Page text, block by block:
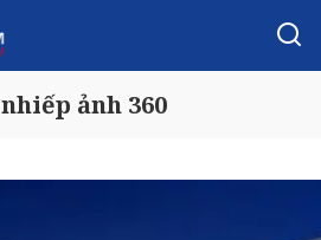
nhiếp ảnh 360